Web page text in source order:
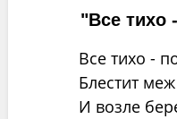
"Все тихо
Все тихо -
Блестит
И возле